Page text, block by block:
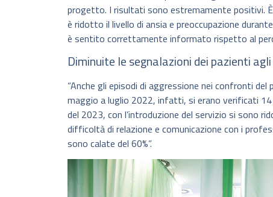
progetto. I risultati sono estremamente positivi.
è ridotto il livello di ansia e preoccupazione
è sentito correttamente informato rispetto al
Diminuite le segnalazioni dei pazienti
“Anche gli episodi di aggressione nei confronti
maggio a luglio 2022, infatti, si erano verificati
del 2023, con l’introduzione del servizio si sono
difficoltà di relazione e comunicazione con i
sono calate del 60%”.